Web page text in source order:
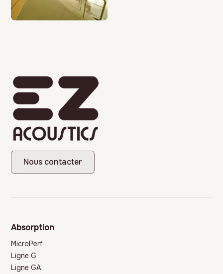
Nous contacter
Absorption
MicroPerf
Ligne G
Ligne GA